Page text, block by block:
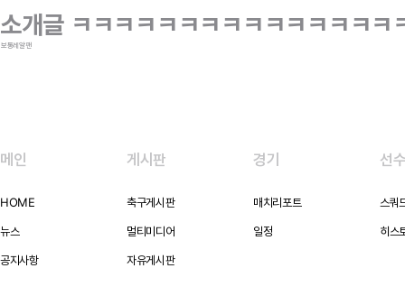
소개글 ㅋㅋㅋㅋㅋㅋㅋㅋㅋㅋㅋㅋㅋㅋㅋ
보통레알팬
메인
HOME
뉴스
공지사항
게시판
축구게시판
멀티미디어
자유게시판
경기
매치리포트
일정
선
스쿼
히스